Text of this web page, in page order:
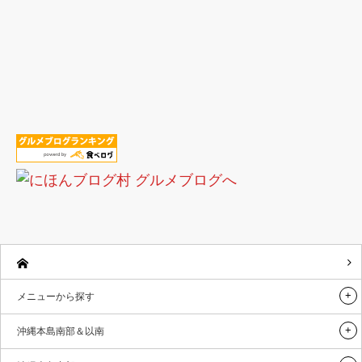
メニューから探す
沖縄本島南部＆以南